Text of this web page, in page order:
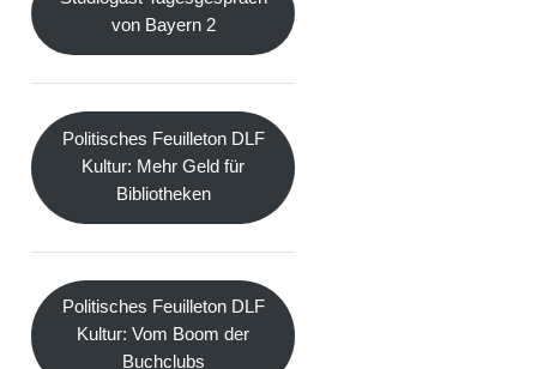
von Bayern 2
Politisches Feuilleton DLF
Kultur: Mehr Geld für
Bibliotheken
Politisches Feuilleton DLF
Kultur: Vom Boom der
Buchclubs